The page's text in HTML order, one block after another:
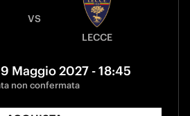
VS
LECCE
Maggio 2027 - 18:45
non confermata